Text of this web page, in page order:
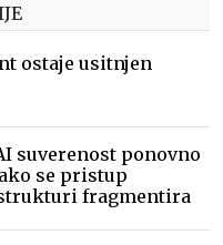
ostaje usitnjen
suverenost ponovno
se pristup
fragmentira